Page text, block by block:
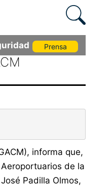
Prensa
informa que,
de la
Padilla Olmos,